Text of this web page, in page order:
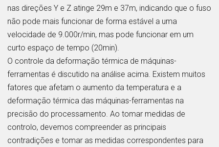
nas direções Y e Z atinge 29m e 37m, indicando que o fuso
não pode mais funcionar de forma estável a uma
velocidade de 9.000r/min, mas pode funcionar em um
curto espaço de tempo (20min).
O controle da deformação térmica de máquinas-
ferramentas é discutido na análise acima. Existem muitos
fatores que afetam o aumento da temperatura e a
deformação térmica das máquinas-ferramentas na
precisão do processamento. Ao tomar medidas de
controlo, devemos compreender as principais
contradições e tomar as medidas correspondentes para